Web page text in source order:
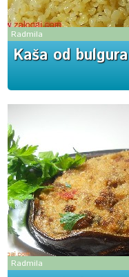
Radmila
Kaša od bulgura
Radmila